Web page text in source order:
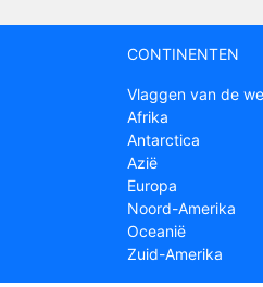
CONTINENTEN
Vlaggen van de
Afrika
Antarctica
Azië
Europa
Noord-Amerika
Oceanië
Zuid-Amerika